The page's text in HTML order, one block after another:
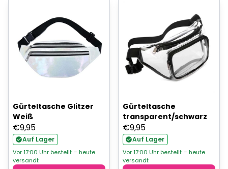
Gürteltasche Glitzer
Weiß
€9,95
Auf Lager
Vor 17:00 Uhr bestellt = heute
versandt
Gürteltasche
transparent/schwarz
€9,95
Auf Lager
Vor 17:00 Uhr bestellt = heute
versandt